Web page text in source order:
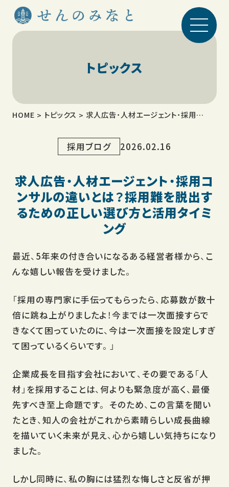
株式会社 せんのみなと
トピックス
HOME > トピックス > 求人広告・人材エージェント・採用コンサルの違いとは？採用難を脱出するための正しい選び方と活用タイミング
採用ブログ 2026.02.16
求人広告・人材エージェント・採用コ
ンサルの違いとは？採用難を脱出す
るための正しい選び方と活用タイミ
ング
最近、5年来の付き合いになるある経営者様から、こ
んな嬉しい報告を受けました。
「採用の専門家に手伝ってもらったら、応募数が数十
倍に跳ね上がりましたよ！今までは一次面接すらで
きなくて困っていたのに、今は一次面接を設定しすぎ
て困っているくらいです。」
企業成長を目指す会社において、その要である「人
材」を採用することは、何よりも緊急度が高く、最優
先すべき至上命題です。 そのため、この言葉を聞い
たとき、知人の会社がこれから素晴らしい成長曲線
を描いていく未来が見え、心から嬉しい気持ちになり
ました。
しかし同時に、私の胸には猛烈な悔しさと反省が押